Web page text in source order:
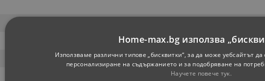
Home-max.bg използва
Използваме различни типове „бисквитки“, за да може уебсайтът
персонализиране на съдържанието и за подобряване на
Научете повече тук.